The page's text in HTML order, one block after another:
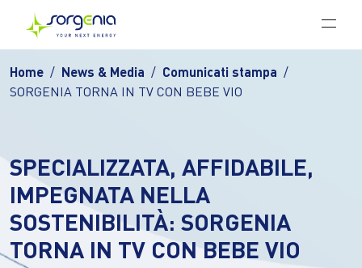
Vai al contenuto principale
Home News & Media
Comunicati stampa
SORGENIA TORNA IN TV CON BEBE VIO
SPECIALIZZATA, AFFIDABILE,
IMPEGNATA NELLA
SOSTENIBILITÀ: SORGENIA
TORNA IN TV CON BEBE VIO